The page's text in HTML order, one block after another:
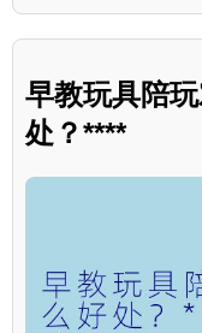
早教玩具陪
处？****